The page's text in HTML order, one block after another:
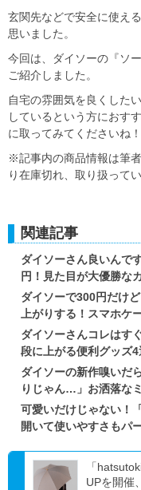
玄関先などで安全に使え
思いました。
今回は、ダイソーの『ソ
ご紹介しました。
自宅の雰囲気を良くした
しているという方におす
に取ってみてくださいね！
※記事内の商品情報は筆
り在庫切れ、取り扱って
関連記事
ダイソーさん良いんで
円！見た目が大優勝な
ダイソーで300円だけ
上がりする！スマホケ
ダイソーさんコレはす
段に上がる便利グッズ4
ダイソーの新作嗅いだ
りじゃん…」お洒落な
可愛いだけじゃない！
開いて使いやすさもパ
「
UPを開催